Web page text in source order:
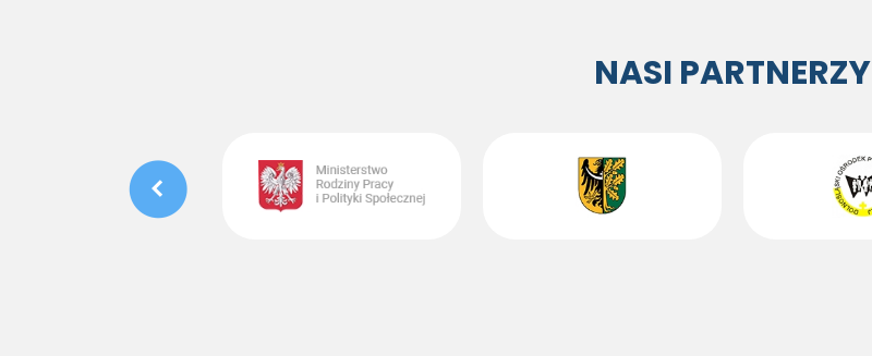
NASI PARTNERZY